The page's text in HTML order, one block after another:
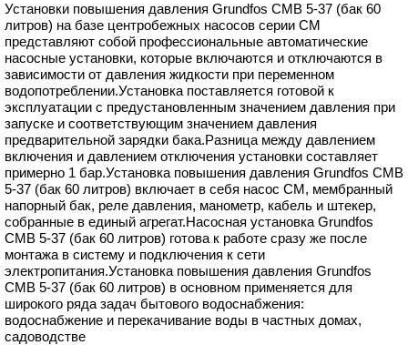
Установки повышения давления Grundfos CMB 5-37 (бак 60
литров) на базе центробежных насосов серии CM
представляют собой профессиональные автоматические
насосные установки, которые включаются и отключаются в
зависимости от давления жидкости при переменном
водопотреблении.Установка поставляется готовой к
эксплуатации с предустановленным значением давления при
запуске и соответствующим значением давления
предварительной зарядки бака.Разница между давлением
включения и давлением отключения установки составляет
примерно 1 бар.Установка повышения давления Grundfos CMB
5-37 (бак 60 литров) включает в себя насос CM, мембранный
напорный бак, реле давления, манометр, кабель и штекер,
собранные в единый агрегат.Насосная установка Grundfos
CMB 5-37 (бак 60 литров) готова к работе сразу же после
монтажа в систему и подключения к сети
электропитания.Установка повышения давления Grundfos
CMB 5-37 (бак 60 литров) в основном применяется для
широкого ряда задач бытового водоснабжения:
водоснабжение и перекачивание воды в частных домах,
садоводстве